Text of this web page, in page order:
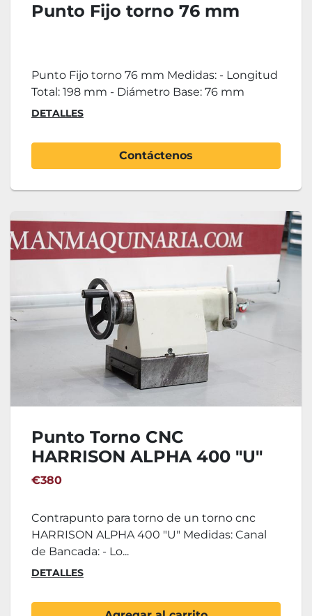
Punto Fijo torno 76 mm
Punto Fijo torno 76 mm Medidas: - Longitud
Total: 198 mm - Diámetro Base: 76 mm
DETALLES
Contáctenos
Punto Torno CNC
HARRISON ALPHA 400 "U"
€380
Contrapunto para torno de un torno cnc
HARRISON ALPHA 400 "U" Medidas: Canal
de Bancada: - Lo...
DETALLES